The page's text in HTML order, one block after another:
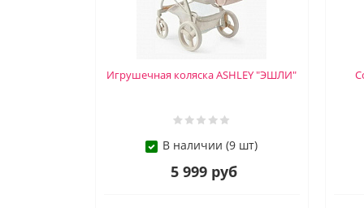
Игрушечная коляска ASHLEY "ЭШЛИ"
В наличии (9 шт)
5 999 руб